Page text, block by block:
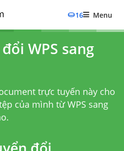
16 Menu
WPS sang
trực tuyến này cho
của mình từ WPS sang